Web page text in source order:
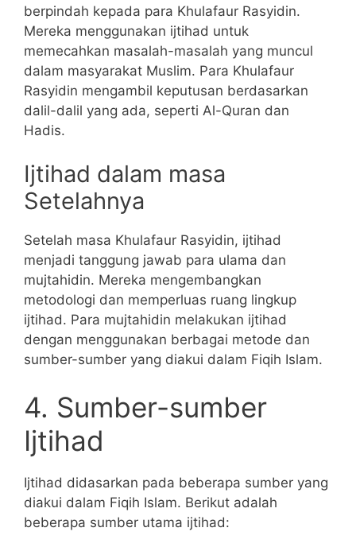
berpindah kepada para Khulafaur Rasyidin.
Mereka menggunakan ijtihad untuk
memecahkan masalah-masalah yang muncul
dalam masyarakat Muslim. Para Khulafaur
Rasyidin mengambil keputusan berdasarkan
dalil-dalil yang ada, seperti Al-Quran dan
Hadis.
Ijtihad dalam masa
Setelahnya
Setelah masa Khulafaur Rasyidin, ijtihad
menjadi tanggung jawab para ulama dan
mujtahidin. Mereka mengembangkan
metodologi dan memperluas ruang lingkup
ijtihad. Para mujtahidin melakukan ijtihad
dengan menggunakan berbagai metode dan
sumber-sumber yang diakui dalam Fiqih Islam.
4. Sumber-sumber
Ijtihad
Ijtihad didasarkan pada beberapa sumber yang
diakui dalam Fiqih Islam. Berikut adalah
beberapa sumber utama ijtihad: